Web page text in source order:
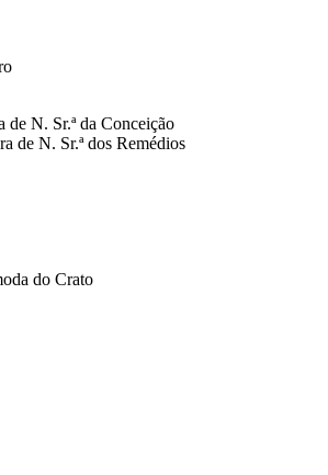
de N. Sr.ª da Conceição
de N. Sr.ª dos Remédios
do Crato